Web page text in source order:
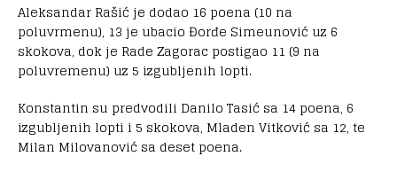
Aleksandar Rašić je dodao 16 poena (10 na
poluvrmenu), 13 je ubacio Đorđe Simeunović uz 6
skokova, dok je Rade Zagorac postigao 11 (9 na
poluvremenu) uz 5 izgubljenih lopti.
Konstantin su predvodili Danilo Tasić sa 14 poena, 6
izgubljenih lopti i 5 skokova, Mladen Vitković sa 12, te
Milan Milovanović sa deset poena.